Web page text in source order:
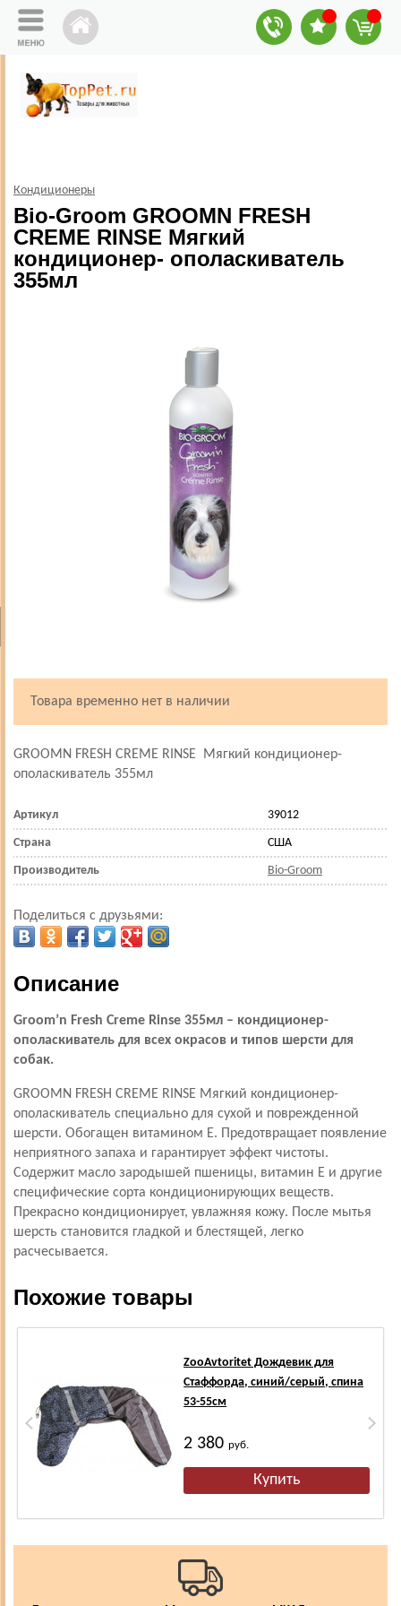
Кондиционеры
Bio-Groom GROOMN FRESH
CREME RINSE Мягкий
кондиционер- ополаскиватель
355мл
Товара временно нет в наличии
GROOMN FRESH CREME RINSE Мягкий кондиционер-
ополаскиватель 355мл
Артикул 39012
Страна США
Производитель Bio-Groom
Поделиться с друзьями:
Описание
Groom’n Fresh Creme Rinse 355мл – кондиционер-
ополаскиватель для всех окрасов и типов шерсти для
собак.
GROOMN FRESH CREME RINSE Мягкий кондиционер-
ополаскиватель специально для сухой и поврежденной
шерсти. Обогащен ви­тамином Е. Предотвращает появление
неприятного запаха и гарантирует эффект чистоты.
Содержит масло зародышей пшеницы, витамин Е и другие
специфические сорта кондиционирующих веществ.
Прекрасно кондиционирует, увлажняя кожу. После мытья
шерсть становится гладкой и блестящей, легко
расчесывается.
Похожие товары
ZooAvtoritet Дождевик для
Стаффорда, синий/серый, спина
53-55см
2 380руб.